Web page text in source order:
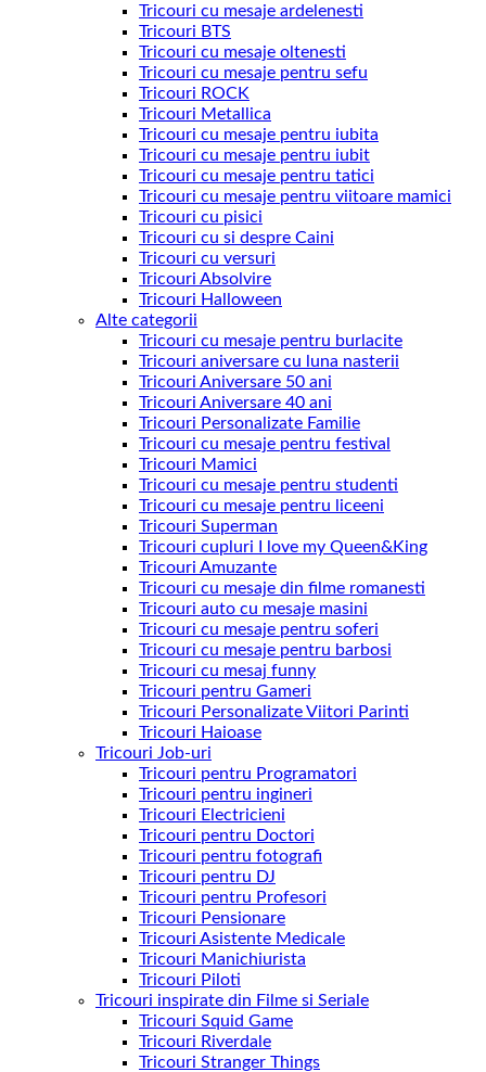
Tricouri cu mesaje ardelenesti
Tricouri BTS
Tricouri cu mesaje oltenesti
Tricouri cu mesaje pentru sefu
Tricouri ROCK
Tricouri Metallica
Tricouri cu mesaje pentru iubita
Tricouri cu mesaje pentru iubit
Tricouri cu mesaje pentru tatici
Tricouri cu mesaje pentru viitoare mamici
Tricouri cu pisici
Tricouri cu si despre Caini
Tricouri cu versuri
Tricouri Absolvire
Tricouri Halloween
Alte categorii
Tricouri cu mesaje pentru burlacite
Tricouri aniversare cu luna nasterii
Tricouri Aniversare 50 ani
Tricouri Aniversare 40 ani
Tricouri Personalizate Familie
Tricouri cu mesaje pentru festival
Tricouri Mamici
Tricouri cu mesaje pentru studenti
Tricouri cu mesaje pentru liceeni
Tricouri Superman
Tricouri cupluri I love my Queen&King
Tricouri Amuzante
Tricouri cu mesaje din filme romanesti
Tricouri auto cu mesaje masini
Tricouri cu mesaje pentru soferi
Tricouri cu mesaje pentru barbosi
Tricouri cu mesaj funny
Tricouri pentru Gameri
Tricouri Personalizate Viitori Parinti
Tricouri Haioase
Tricouri Job-uri
Tricouri pentru Programatori
Tricouri pentru ingineri
Tricouri Electricieni
Tricouri pentru Doctori
Tricouri pentru fotografi
Tricouri pentru DJ
Tricouri pentru Profesori
Tricouri Pensionare
Tricouri Asistente Medicale
Tricouri Manichiurista
Tricouri Piloti
Tricouri inspirate din Filme si Seriale
Tricouri Squid Game
Tricouri Riverdale
Tricouri Stranger Things